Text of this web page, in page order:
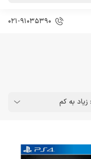
021-91035390
زیاد به کم